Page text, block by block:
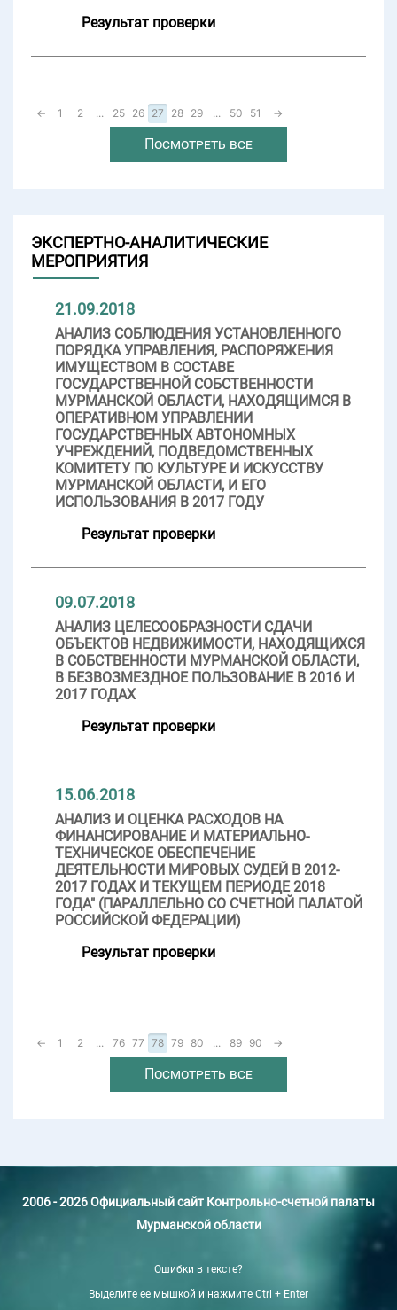
Результат проверки
← 1 2 ... 25 26 27 28 29 ... 50 51 →
Посмотреть все
ЭКСПЕРТНО-АНАЛИТИЧЕСКИЕ
МЕРОПРИЯТИЯ
21.09.2018
АНАЛИЗ СОБЛЮДЕНИЯ УСТАНОВЛЕННОГО
ПОРЯДКА УПРАВЛЕНИЯ, РАСПОРЯЖЕНИЯ
ИМУЩЕСТВОМ В СОСТАВЕ
ГОСУДАРСТВЕННОЙ СОБСТВЕННОСТИ
МУРМАНСКОЙ ОБЛАСТИ, НАХОДЯЩИМСЯ В
ОПЕРАТИВНОМ УПРАВЛЕНИИ
ГОСУДАРСТВЕННЫХ АВТОНОМНЫХ
УЧРЕЖДЕНИЙ, ПОДВЕДОМСТВЕННЫХ
КОМИТЕТУ ПО КУЛЬТУРЕ И ИСКУССТВУ
МУРМАНСКОЙ ОБЛАСТИ, И ЕГО
ИСПОЛЬЗОВАНИЯ В 2017 ГОДУ
Результат проверки
09.07.2018
АНАЛИЗ ЦЕЛЕСООБРАЗНОСТИ СДАЧИ
ОБЪЕКТОВ НЕДВИЖИМОСТИ, НАХОДЯЩИХСЯ
В СОБСТВЕННОСТИ МУРМАНСКОЙ ОБЛАСТИ,
В БЕЗВОЗМЕЗДНОЕ ПОЛЬЗОВАНИЕ В 2016 И
2017 ГОДАХ
Результат проверки
15.06.2018
АНАЛИЗ И ОЦЕНКА РАСХОДОВ НА
ФИНАНСИРОВАНИЕ И МАТЕРИАЛЬНО-
ТЕХНИЧЕСКОЕ ОБЕСПЕЧЕНИЕ
ДЕЯТЕЛЬНОСТИ МИРОВЫХ СУДЕЙ В 2012-
2017 ГОДАХ И ТЕКУЩЕМ ПЕРИОДЕ 2018
ГОДА" (ПАРАЛЛЕЛЬНО СО СЧЕТНОЙ ПАЛАТОЙ
РОССИЙСКОЙ ФЕДЕРАЦИИ)
Результат проверки
← 1 2 ... 76 77 78 79 80 ... 89 90 →
Посмотреть все
2006 - 2026 Официальный сайт Контрольно-счетной палаты
Мурманской области
Ошибки в тексте?
Выделите ее мышкой и нажмите Ctrl + Enter